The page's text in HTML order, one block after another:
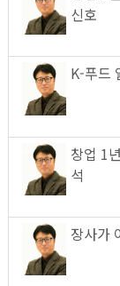
신호
K-푸드
창업 1
석
장사가